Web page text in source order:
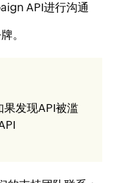
API进行沟通
。
果发现API被滥